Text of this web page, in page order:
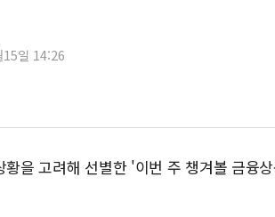
인천
인천
'화
李대
동해
연일
中 전
일 14:26
을 고려해 선별한 '이번 주 챙겨볼 금융